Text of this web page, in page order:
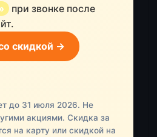
при звонке после
скидкой →
до 31 июля 2026. Не
акциями. Скидка за
на карту или скидкой на